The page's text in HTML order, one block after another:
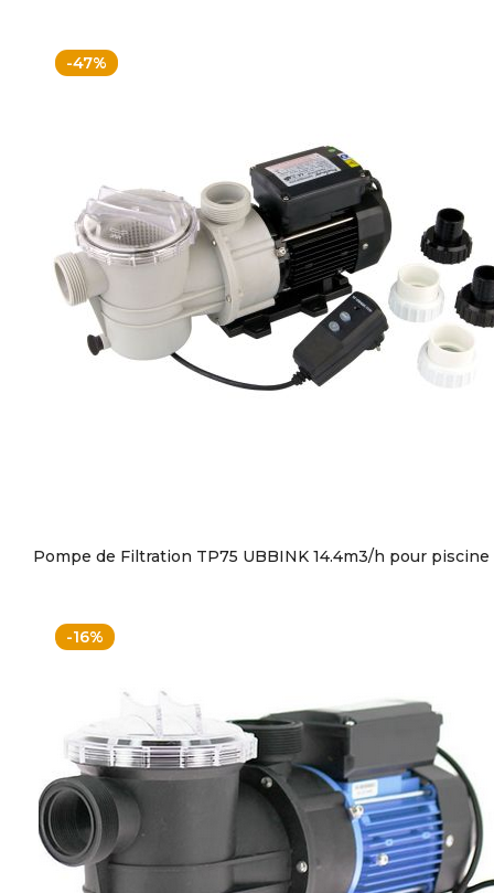
-47%
Pompe de Filtration TP75 UBBINK 14.4m3/h pour piscine
-16%